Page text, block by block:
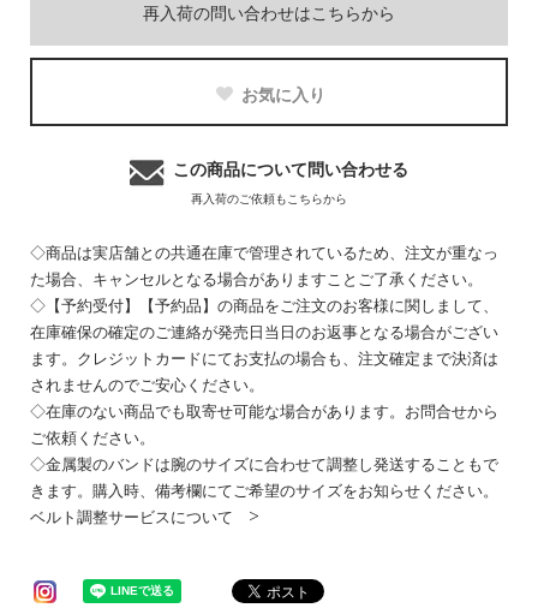
再入荷の問い合わせはこちらから
お気に入り
この商品について問い合わせる
再入荷のご依頼もこちらから
◇商品は実店舗との共通在庫で管理されているため、注文が重なっ
た場合、キャンセルとなる場合がありますことご了承ください。
◇【予約受付】【予約品】の商品をご注文のお客様に関しまして、
在庫確保の確定のご連絡が発売日当日のお返事となる場合がござい
ます。クレジットカードにてお支払の場合も、注文確定まで決済は
されませんのでご安心ください。
◇在庫のない商品でも取寄せ可能な場合があります。お問合せから
ご依頼ください。
◇金属製のバンドは腕のサイズに合わせて調整し発送することもで
きます。購入時、備考欄にてご希望のサイズをお知らせください。
ベルト調整サービスについて >